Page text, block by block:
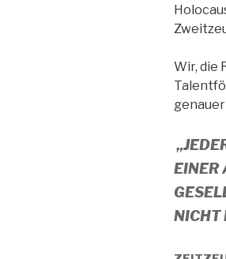
Wir, die
EINER
NICHT